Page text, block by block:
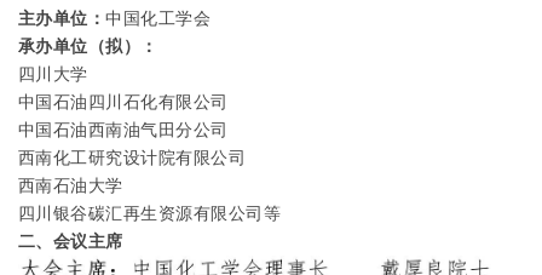
主办单位：中国化工学会
承办单位（拟）：
四川大学
中国石油四川石化有限公司
中国石油西南油气田分公司
西南化工研究设计院有限公司
西南石油大学
四川银谷碳汇再生资源有限公司等
二、会议主席